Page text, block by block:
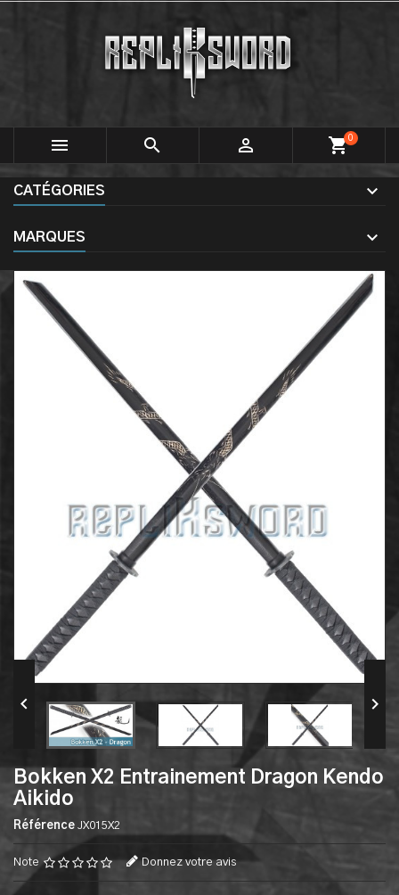
   shopping_cart0
CATÉGORIES
MARQUES
 
Bokken X2 Entrainement Dragon Kendo
Aikido
Référence JX015X2
Note Donnez votre avis